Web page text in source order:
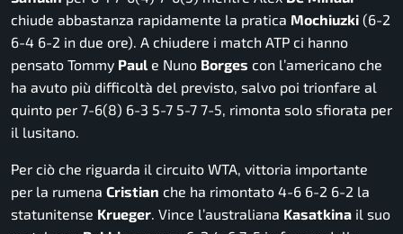
chiude abbastanza rapidamente la pratica Mochiuzki (6-2
6-4 6-2 in due ore). A chiudere i match ATP ci hanno
pensato Tommy Paul e Nuno Borges con l’americano che
ha avuto più difficoltà del previsto, salvo poi trionfare al
quinto per 7-6(8) 6-3 5-7 5-7 7-5, rimonta solo sfiorata per
il lusitano.
Per ciò che riguarda il circuito WTA, vittoria importante
per la rumena Cristian che ha rimontato 4-6 6-2 6-2 la
statunitense Krueger. Vince l’australiana Kasatkina il suo